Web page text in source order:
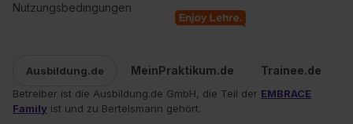
Nutzungsbedingungen
Ausbildung.de MeinPraktikum.de Trainee.de
Betreiber ist die Ausbildung.de GmbH, die Teil der EMBRACE
Family ist und zu Bertelsmann gehört.